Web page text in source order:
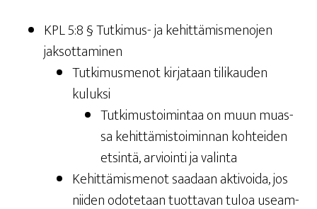
KPL 5:8 § Tut­ki­mus- ja kehit­tä­mis­me­no­jen
jaksottaminen
Tut­ki­mus­me­not kir­ja­taan tili­kau­den
kuluksi
Tut­ki­mus­toi­min­taa on muun muas­
sa kehit­tä­mis­toi­min­nan koh­tei­den
etsin­tä, arvioin­ti ja valinta
Kehit­tä­mis­me­not saa­daan akti­voi­da, jos
nii­den odo­te­taan tuot­ta­van tuloa useam­